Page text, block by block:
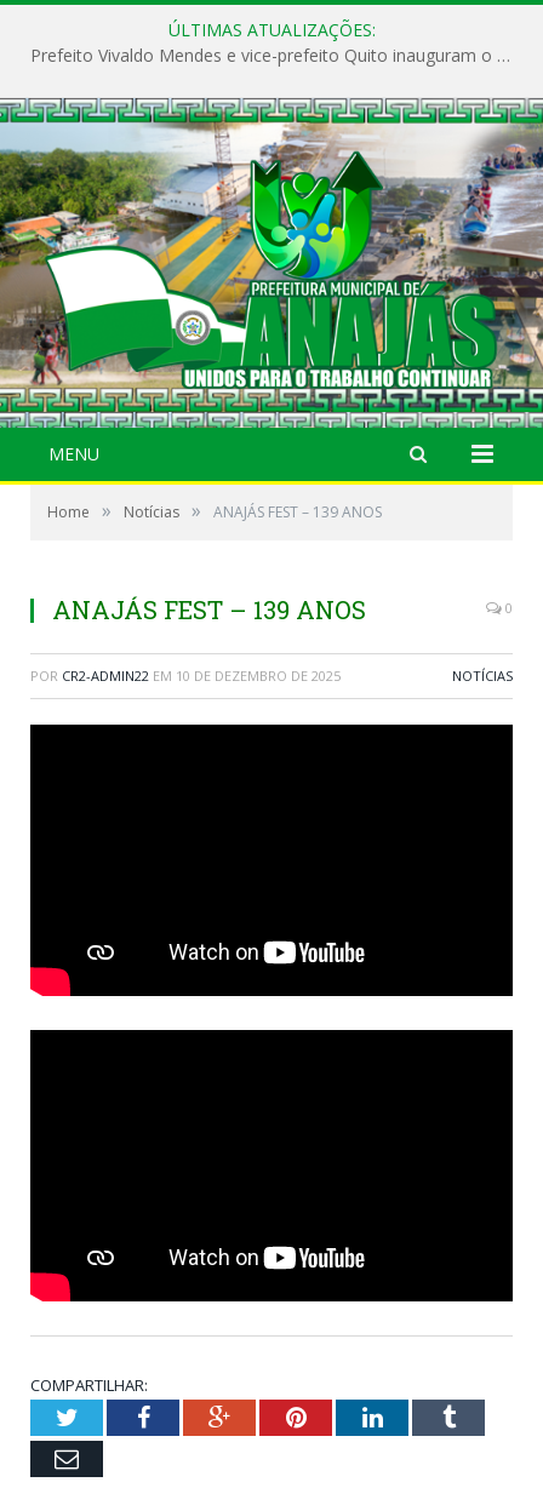
ÚLTIMAS ATUALIZAÇÕES:
Prefeito Vivaldo Mendes e vice-prefeito Quito inauguram o CAPS e fortalecem a saúde pública em Anajás.
MENU
Home » Notícias » ANAJÁS FEST – 139 ANOS
ANAJÁS FEST – 139 ANOS 0
POR CR2-ADMIN22 EM 10 DE DEZEMBRO DE 2025 NOTÍCIAS
COMPARTILHAR:
TwitterFacebookGoogle+PinterestLinkedInTumblr
Email